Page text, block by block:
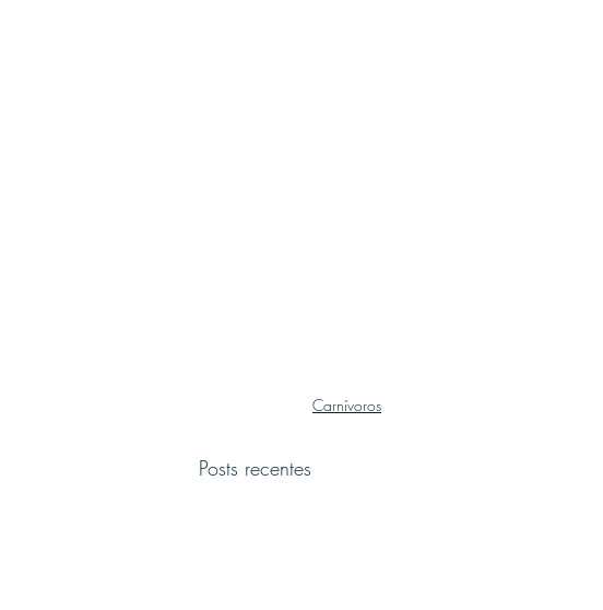
Carnívoros
Posts recentes